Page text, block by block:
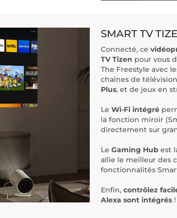
SMART TV
Connecté, ce
TV Tizen pour vous
The Freestyle avec
chaînes de
Plus, et de jeux en
Le Wi-Fi intégré
la fonction miroir
directement sur
Le Gaming Hub est
allie le meilleur des
fonctionnalités
Enfin, contrôlez
Alexa sont intégrés !